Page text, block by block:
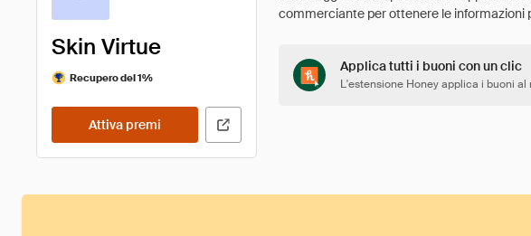
Skin Virtue
Recupero del 1%
Attiva premi
Applica tutti i buoni con un clic
L'estensione Honey applica i buoni